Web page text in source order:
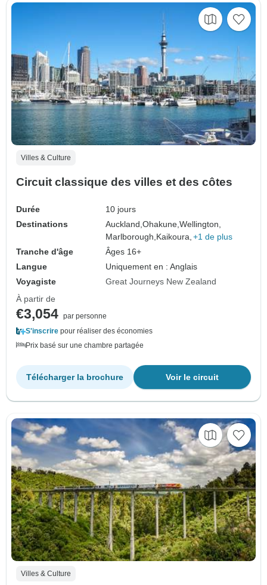
Villes & Culture
Circuit classique des villes et des côtes
Durée
10 jours
Destinations
Auckland,Ohakune,Wellington,
Marlborough,Kaikoura, +1 de plus
Tranche d'âge
Âges 16+
Langue
Uniquement en : Anglais
Voyagiste
Great Journeys New Zealand
À partir de
€3,054 par personne
S'inscrire pour réaliser des économies
Prix basé sur une chambre partagée
Voir le circuit
Télécharger la brochure
Villes & Culture